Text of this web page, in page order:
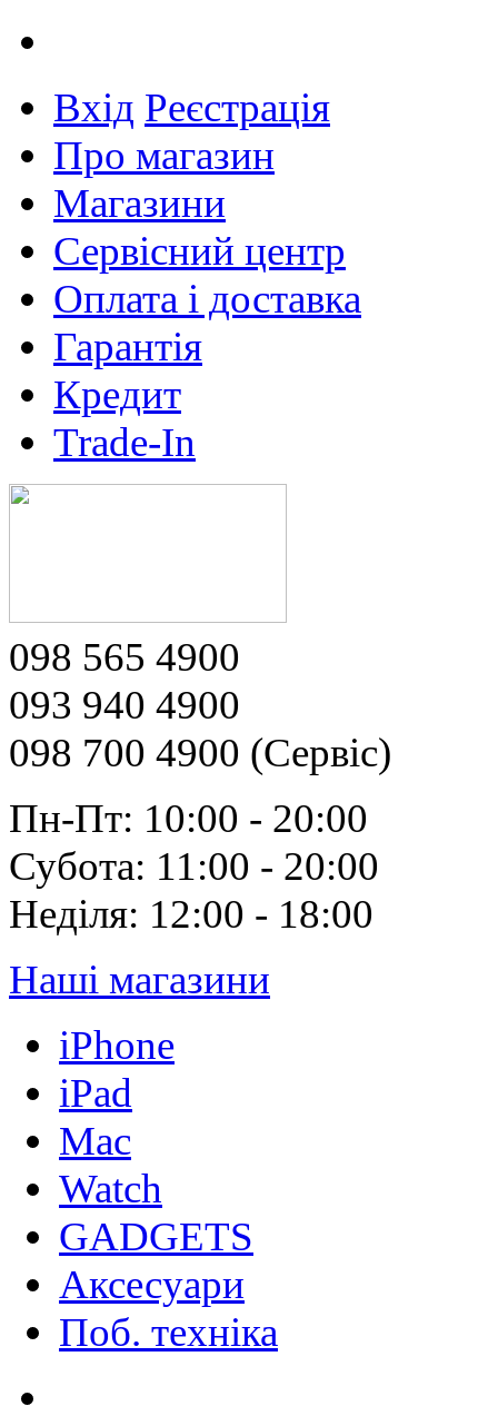
Вхід Реєстрація
Про магазин
Магазини
Сервісний центр
Оплата і доставка
Гарантія
Кредит
Trade-In
098 565 4900
093 940 4900
098 700 4900 (Сервіс)
Пн-Пт: 10:00 - 20:00
Субота: 11:00 - 20:00
Неділя: 12:00 - 18:00
Наші магазини
iPhone
iPad
Mac
Watch
GADGETS
Аксесуари
Поб. техніка